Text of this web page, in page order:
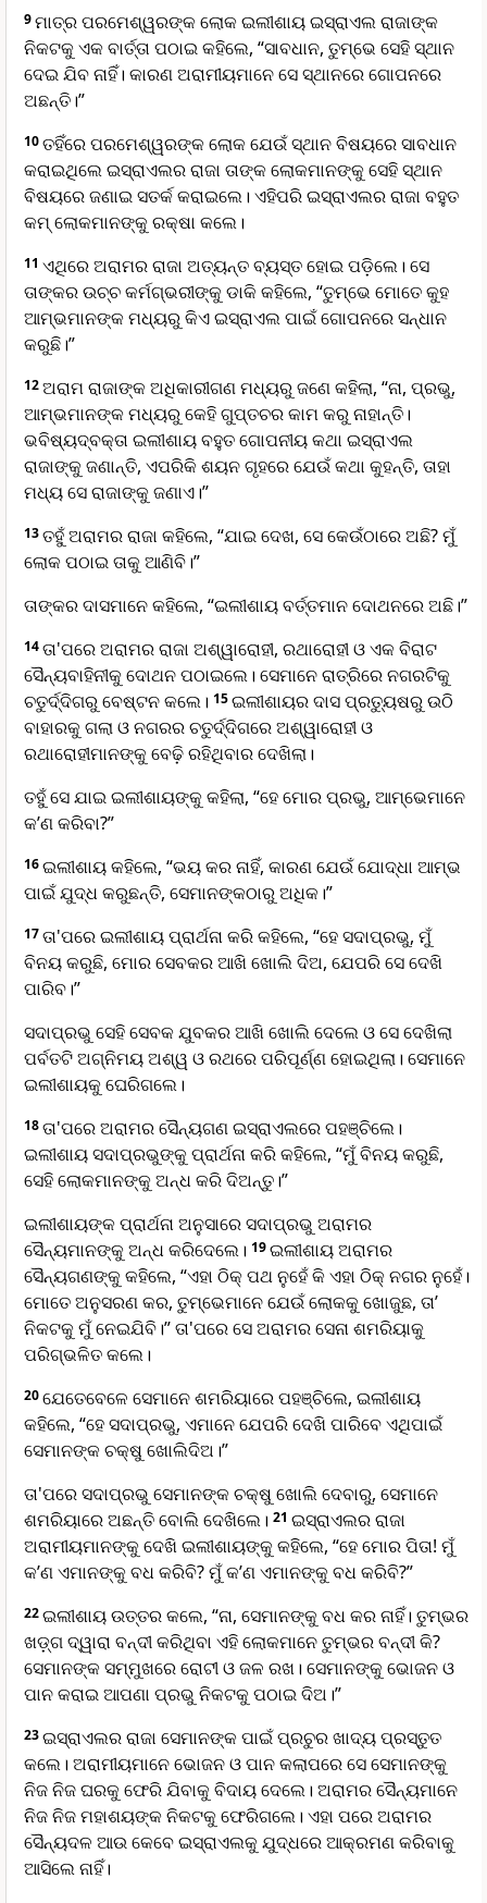
9ମାତ୍ର ପରମେଶ୍ୱରଙ୍କ ଲୋକ ଇଲୀଶାୟ ଇସ୍ରାଏଲ ରାଜାଙ୍କ
ନିକଟକୁ ଏକ ବାର୍ତ୍ତା ପଠାଇ କହିଲେ, “ସାବଧାନ, ତୁମ୍ଭେ ସେହି ସ୍ଥାନ
ଦେଇ ଯିବ ନାହିଁ। କାରଣ ଅରାମୀୟମାନେ ସେ ସ୍ଥାନରେ ଗୋପନରେ
ଅଛନ୍ତି।”
10ତହିଁରେ ପରମେଶ୍ୱରଙ୍କ ଲୋକ ଯେଉଁ ସ୍ଥାନ ବିଷୟରେ ସାବଧାନ
କରାଇଥିଲେ ଇସ୍ରାଏଲର ରାଜା ତାଙ୍କ ଲୋକମାନଙ୍କୁ ସେହି ସ୍ଥାନ
ବିଷୟରେ ଜଣାଇ ସତର୍କ କରାଇଲେ। ଏହିପରି ଇସ୍ରାଏଲର ରାଜା ବହୁତ
କମ୍ ଲୋକମାନଙ୍କୁ ରକ୍ଷା କଲେ।
11 ଏଥିରେ ଅରାମର ରାଜା ଅତ୍ୟନ୍ତ ବ୍ୟସ୍ତ ହୋଇ ପଡ଼ିଲେ। ସେ
ତାଙ୍କର ଉଚ୍ଚ କର୍ମଗ୍ଭରୀଙ୍କୁ ଡାକି କହିଲେ, “ତୁମ୍ଭେ ମୋତେ କୁହ
ଆମ୍ଭମାନଙ୍କ ମଧ୍ୟରୁ କିଏ ଇସ୍ରାଏଲ ପାଇଁ ଗୋପନରେ ସନ୍ଧାନ
କରୁଛି।”
12ଅରାମ ରାଜାଙ୍କ ଅଧିକାରୀଗଣ ମଧ୍ୟରୁ ଜଣେ କହିଲା, “ନା, ପ୍ରଭୁ,
ଆମ୍ଭମାନଙ୍କ ମଧ୍ୟରୁ କେହି ଗୁପ୍ତଚର କାମ କରୁ ନାହାନ୍ତି।
ଭବିଷ୍ୟ‌ଦ୍‌ବକ୍ତା ଇଲୀଶାୟ ବହୁତ ଗୋପନୀୟ କଥା ଇସ୍ରାଏଲ
ରାଜାଙ୍କୁ ଜଣାନ୍ତି, ଏପରିକି ଶୟନ ଗୃହରେ ଯେଉଁ କଥା କୁହନ୍ତି, ତାହା
ମଧ୍ୟ ସେ ରାଜାଙ୍କୁ ଜଣାଏ।”
13ତହୁଁ ଅରାମର ରାଜା କହିଲେ, “ଯାଇ ଦେଖ, ସେ କେଉଁଠାରେ ଅଛି? ମୁଁ
ଲୋକ ପଠାଇ ତାକୁ ଆଣିବି।”
ତାଙ୍କର ଦାସମାନେ କହିଲେ, “ଇଲୀଶାୟ ବର୍ତ୍ତମାନ ଦୋଥନରେ ଅଛି।”
14ତା'ପରେ ଅରାମର ରାଜା ଅଶ୍ୱାରୋହୀ, ରଥାରୋହୀ ଓ ଏକ ବିରାଟ
ସୈନ୍ୟବାହିନୀକୁ ଦୋଥନ ପଠାଇଲେ। ସେମାନେ ରାତ୍ରିରେ ନଗରଟିକୁ
ଚତୁର୍ଦ୍ଦିଗରୁ ବେଷ୍ଟନ କଲେ। 15ଇଲୀଶାୟର ଦାସ ପ୍ରତ୍ୟୁଷରୁ ଉଠି
ବାହାରକୁ ଗଲା ଓ ନଗରର ଚତୁର୍ଦ୍ଦିଗରେ ଅଶ୍ୱାରୋହୀ ଓ
ରଥାରୋହୀମାନଙ୍କୁ ବେଢ଼ି ରହିଥିବାର ଦେଖିଲା।
ତହୁଁ ସେ ଯାଇ ଇଲୀଶାୟଙ୍କୁ କହିଲା, “ହେ ମୋର ପ୍ରଭୁ, ଆମ୍ଭେମାନେ
କ’ଣ କରିବା?”
16ଇଲୀଶାୟ କହିଲେ, “ଭୟ କର ନାହିଁ, କାରଣ ଯେଉଁ ଯୋଦ୍ଧା ଆମ୍ଭ
ପାଇଁ ଯୁଦ୍ଧ କରୁଛନ୍ତି, ସେମାନଙ୍କଠାରୁ ଅଧିକ।”
17ତା'ପରେ ଇଲୀଶାୟ ପ୍ରାର୍ଥନା କରି କହିଲେ, “ହେ ସଦାପ୍ରଭୁ, ମୁଁ
ବିନୟ କରୁଛି, ମୋର ସେବକର ଆଖି ଖୋଲି ଦିଅ, ଯେପରି ସେ ଦେଖି
ପାରିବ।”
ସଦାପ୍ରଭୁ ସେହି ସେବକ ଯୁବକର ଆଖି ଖୋଲି ଦେଲେ ଓ ସେ ଦେଖିଲା
ପର୍ବତଟି ଅଗ୍ନିମୟ ଅଶ୍ୱ ଓ ରଥରେ ପରିପୂର୍ଣ୍ଣ ହୋଇଥିଲା। ସେମାନେ
ଇଲୀଶାୟକୁ ଘେରିଗଲେ।
18ତା'ପରେ ଅରାମର ସୈନ୍ୟଗଣ ଇସ୍ରାଏଲରେ ପହଞ୍ଚିଲେ।
ଇଲୀଶାୟ ସଦାପ୍ରଭୁଙ୍କୁ ପ୍ରାର୍ଥନା କରି କହିଲେ, “ମୁଁ ବିନୟ କରୁଛି,
ସେହି ଲୋକମାନଙ୍କୁ ଅନ୍ଧ କରି ଦିଅନ୍ତୁ।”
ଇଲୀଶାୟଙ୍କ ପ୍ରାର୍ଥନା ଅନୁସାରେ ସଦାପ୍ରଭୁ ଅରାମର
ସୈନ୍ୟମାନଙ୍କୁ ଅନ୍ଧ କରିଦେଲେ। 19ଇଲୀଶାୟ ଅରାମର
ସୈନ୍ୟଗଣଙ୍କୁ କହିଲେ, “ଏହା ଠିକ୍ ପଥ ନୁହେଁ କି ଏହା ଠିକ୍ ନଗର ନୁହେଁ।
ମୋତେ ଅନୁସରଣ କର, ତୁମ୍ଭେମାନେ ଯେଉଁ ଲୋକକୁ ଖୋଜୁଛ, ତା’
ନିକଟକୁ ମୁଁ ନେଇଯିବି।” ତା'ପରେ ସେ ଅରାମର ସେନା ଶମରିୟାକୁ
ପରିଗ୍ଭଳିତ କଲେ।
20ଯେତେବେଳେ ସେମାନେ ଶମରିୟାରେ ପହଞ୍ଚିଲେ, ଇଲୀଶାୟ
କହିଲେ, “ହେ ସଦାପ୍ରଭୁ, ଏମାନେ ଯେପରି ଦେଖି ପାରିବେ ଏଥିପାଇଁ
ସେମାନଙ୍କ ଚକ୍ଷୁ ଖୋଲିଦିଅ।”
ତା'ପରେ ସଦାପ୍ରଭୁ ସେମାନଙ୍କ ଚକ୍ଷୁ ଖୋଲି ଦେବାରୁ, ସେମାନେ
ଶମରିୟାରେ ଅଛନ୍ତି ବୋଲି ଦେଖିଲେ। 21 ଇସ୍ରାଏଲର ରାଜା
ଅରାମୀୟମାନଙ୍କୁ ଦେଖି ଇଲୀଶାୟଙ୍କୁ କହିଲେ, “ହେ ମୋର ପିତା! ମୁଁ
କ’ଣ ଏମାନଙ୍କୁ ବଧ କରିବି? ମୁଁ କ’ଣ ଏମାନଙ୍କୁ ବଧ କରିବି?”
22ଇଲୀଶାୟ ଉତ୍ତର କଲେ, “ନା, ସେମାନଙ୍କୁ ବଧ କର ନାହିଁ। ତୁମ୍ଭର
‌‌ଖ‌ଡ଼୍‌ଗ ଦ୍ୱାରା ବନ୍ଦୀ କରିଥିବା ଏହି ଲୋକମାନେ ତୁମ୍ଭର ବନ୍ଦୀ କି?
ସେମାନଙ୍କ ସମ୍ମୁଖରେ ରୋଟୀ ଓ ଜଳ ରଖ। ସେମାନଙ୍କୁ ଭୋଜନ ଓ
ପାନ କରାଇ ଆପଣା ପ୍ରଭୁ ନିକଟକୁ ପଠାଇ ଦିଅ।”
23ଇସ୍ରାଏଲର ରାଜା ସେମାନଙ୍କ ପାଇଁ ପ୍ରଚୁର ଖାଦ୍ୟ ପ୍ରସ୍ତୁତ
କଲେ। ଅରାମୀୟମାନେ ଭୋଜନ ଓ ପାନ କଲାପରେ ସେ ସେମାନଙ୍କୁ
ନିଜ ନିଜ ଘରକୁ ଫେରି ଯିବାକୁ ବିଦାୟ ଦେଲେ। ଅରାମର ସୈନ୍ୟମାନେ
ନିଜ ନିଜ ମହାଶୟଙ୍କ ନିକଟକୁ ଫେରିଗଲେ। ଏହା ପରେ ଅରାମର
ସୈନ୍ୟଦଳ ଆଉ କେବେ ଇସ୍ରାଏଲକୁ ଯୁଦ୍ଧରେ ଆକ୍ରମଣ କରିବାକୁ
ଆସିଲେ ନାହିଁ।